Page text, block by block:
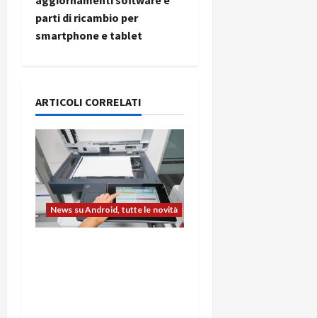
g
a
i
o
n
e
a
parti di ricambio per
smartphone e tablet
ARTICOLI CORRELATI
News su Android, tutte le novità